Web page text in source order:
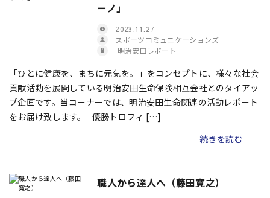
ーノ」
2023.11.27
スポーツコミュニケーションズ
明治安田レポート
「ひとに健康を、まちに元気を。」をコンセプトに、様々な社会
貢献活動を展開している明治安田生命保険相互会社とのタイアッ
プ企画です。当コーナーでは、明治安田生命関連の活動レポート
をお届け致します。 優勝トロフィ […]
続きを読む
職人から達人へ（藤田寛之）